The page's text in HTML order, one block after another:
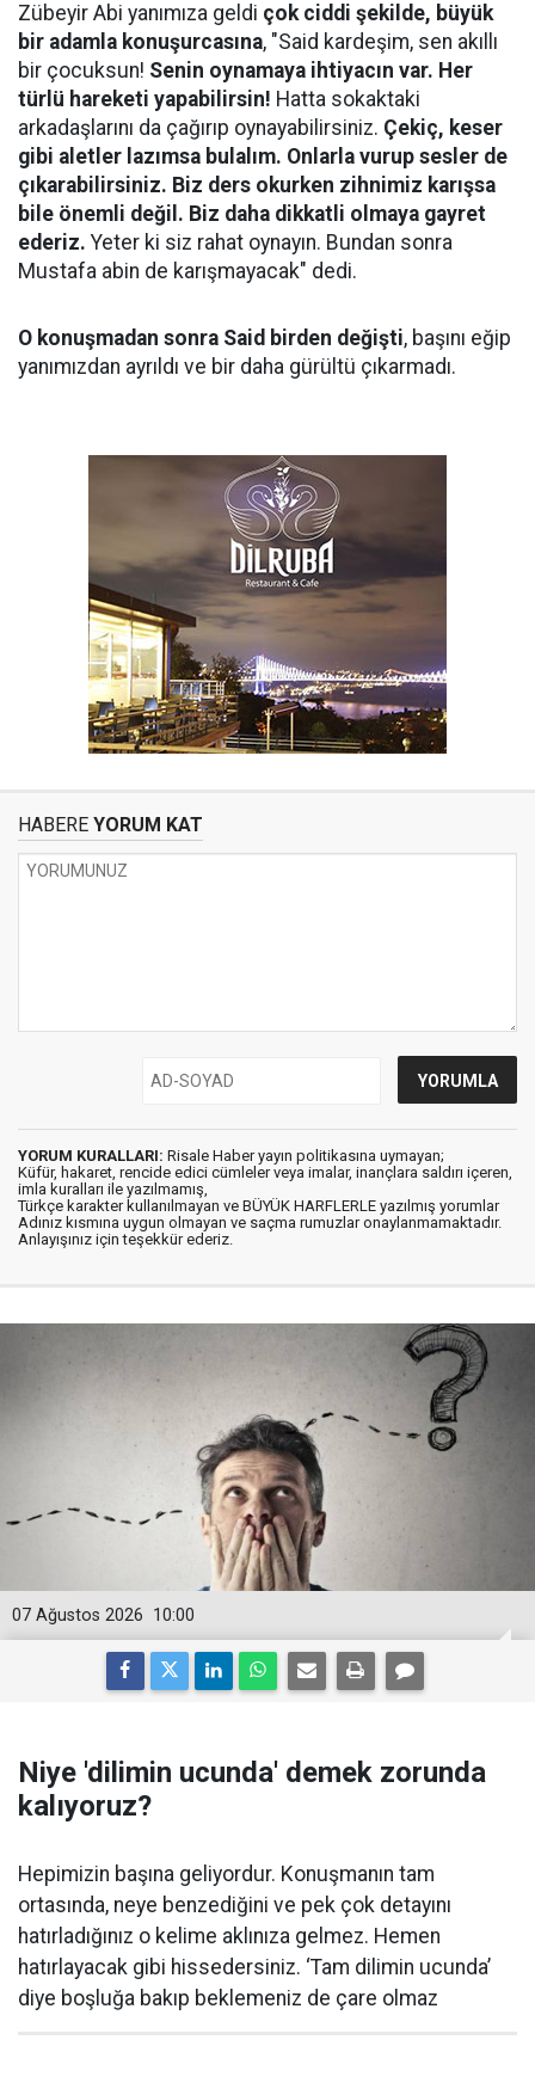
Zübeyir Abi yanımıza geldi çok ciddi şekilde, büyük
bir adamla konuşurcasına, "Said kardeşim, sen akıllı
bir çocuksun! Senin oynamaya ihtiyacın var. Her
türlü hareketi yapabilirsin! Hatta sokaktaki
arkadaşlarını da çağırıp oynayabilirsiniz. Çekiç, keser
gibi aletler lazımsa bulalım. Onlarla vurup sesler de
çıkarabilirsiniz. Biz ders okurken zihnimiz karışsa
bile önemli değil. Biz daha dikkatli olmaya gayret
ederiz. Yeter ki siz rahat oynayın. Bundan sonra
Mustafa abin de karışmayacak" dedi.
O konuşmadan sonra Said birden değişti, başını eğip
yanımızdan ayrıldı ve bir daha gürültü çıkarmadı.
HABERE YORUM KAT
YORUM KURALLARI: Risale Haber yayın politikasına uymayan;
Küfür, hakaret, rencide edici cümleler veya imalar, inançlara saldırı içeren,
imla kuralları ile yazılmamış,
Türkçe karakter kullanılmayan ve BÜYÜK HARFLERLE yazılmış yorumlar
Adınız kısmına uygun olmayan ve saçma rumuzlar onaylanmamaktadır.
Anlayışınız için teşekkür ederiz.
10:00
07 Ağustos 2026
Niye 'dilimin ucunda' demek zorunda
kalıyoruz?
Hepimizin başına geliyordur. Konuşmanın tam
ortasında, neye benzediğini ve pek çok detayını
hatırladığınız o kelime aklınıza gelmez. Hemen
hatırlayacak gibi hissedersiniz. ‘Tam dilimin ucunda’
diye boşluğa bakıp beklemeniz de çare olmaz